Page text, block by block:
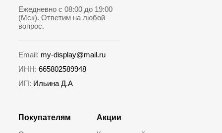
Покупателям
Акции
Ежедневно с 08:00 до 19:00
(Мск). Ответим на любой
вопрос.
Email: my-display@mail.ru
ИНН: 665802589948
ИП: Ильина Д.А